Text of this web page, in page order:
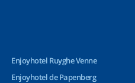
Enjoyhotel Ruyghe Venne
Enjoyhotel de Papenberg